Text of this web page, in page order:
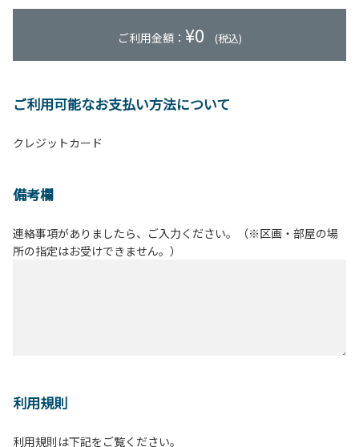
ご利用金額： ¥0 (税込)
ご利用可能なお支払い方法について
クレジットカード
備考欄
連絡事項がありましたら、ご入力ください。（※区画・部屋の場
所の指定はお受けできません。）
利用規則
利用規則は下記をご覧ください。